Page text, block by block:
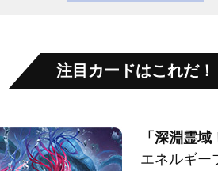
注目カードはこれだ！
「深淵霊域
エネルギー